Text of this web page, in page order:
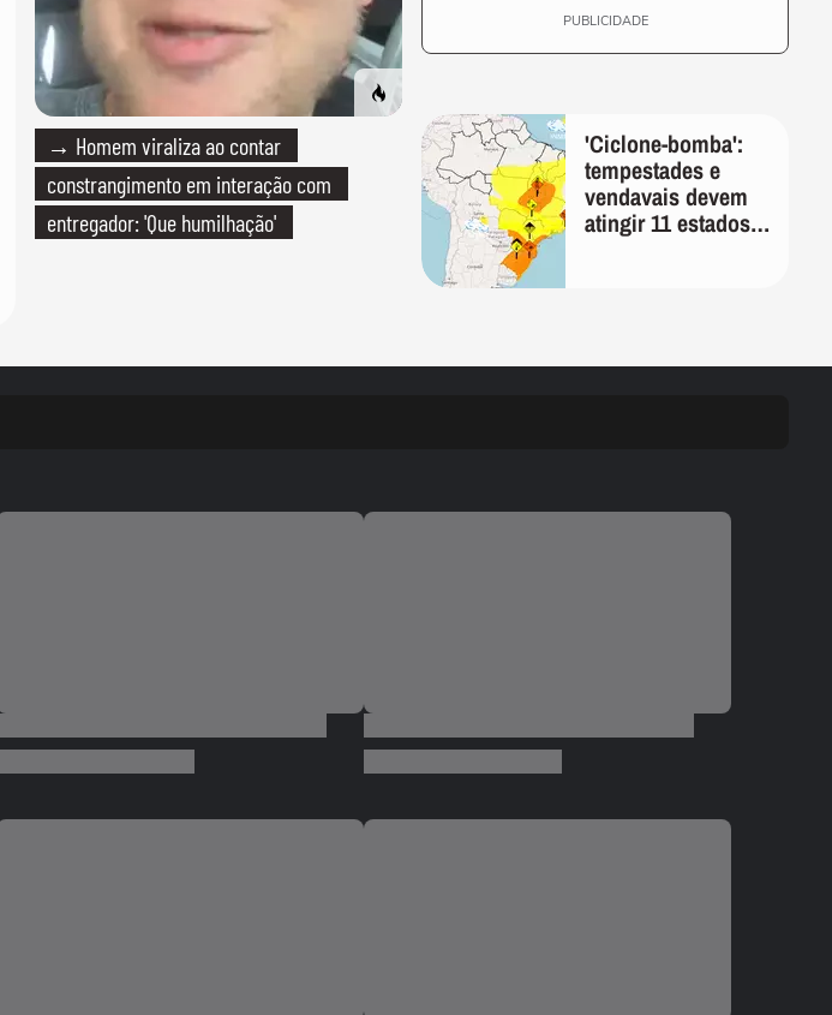
→ Homem viraliza ao contar
constrangimento em interação com
entregador: 'Que humilhação'
PUBLICIDADE
'Ciclone-bomba':
tempestades e
vendavais devem
atingir 11 estados